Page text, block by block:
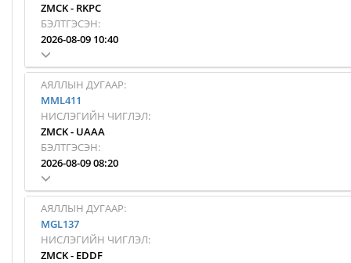
ZMCK- RKPC
БЭЛТГЭСЭН:
2026-08-09 10:40
АЯЛЛЫН ДУГААР:
MML411
НИСЛЭГИЙН ЧИГЛЭЛ:
ZMCK- UAAA
БЭЛТГЭСЭН:
2026-08-09 08:20
АЯЛЛЫН ДУГААР:
MGL137
НИСЛЭГИЙН ЧИГЛЭЛ:
ZMCK- EDDF